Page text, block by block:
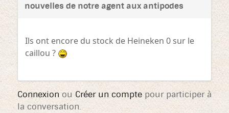
nouvelles de notre agent aux antipodes
Ils ont encore du stock de Heineken 0 sur le
caillou ?
Connexionou Créer un compte pour participer à
la conversation.